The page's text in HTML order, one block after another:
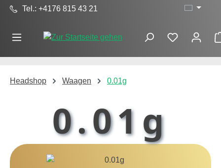
Zum Hauptinhalt springen
Tel.: +4176 815 43 21
Headshop Waagen 0.01g
0.01g